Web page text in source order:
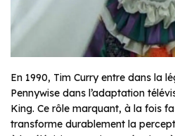
En 1990, Tim Curry entre dans la
Pennywise dans l’adaptation
King. Ce rôle marquant, à la fois
transforme durablement la